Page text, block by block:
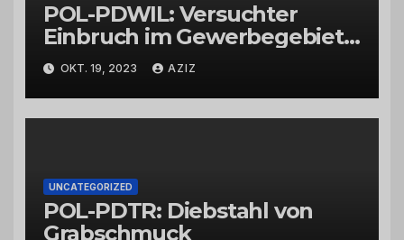
POL-PDWIL: Versuchter
Einbruch im Gewerbegebiet
Wittlich
OKT. 19, 2023 AZIZ
UNCATEGORIZED
POL-PDTR: Diebstahl von
Grabschmuck